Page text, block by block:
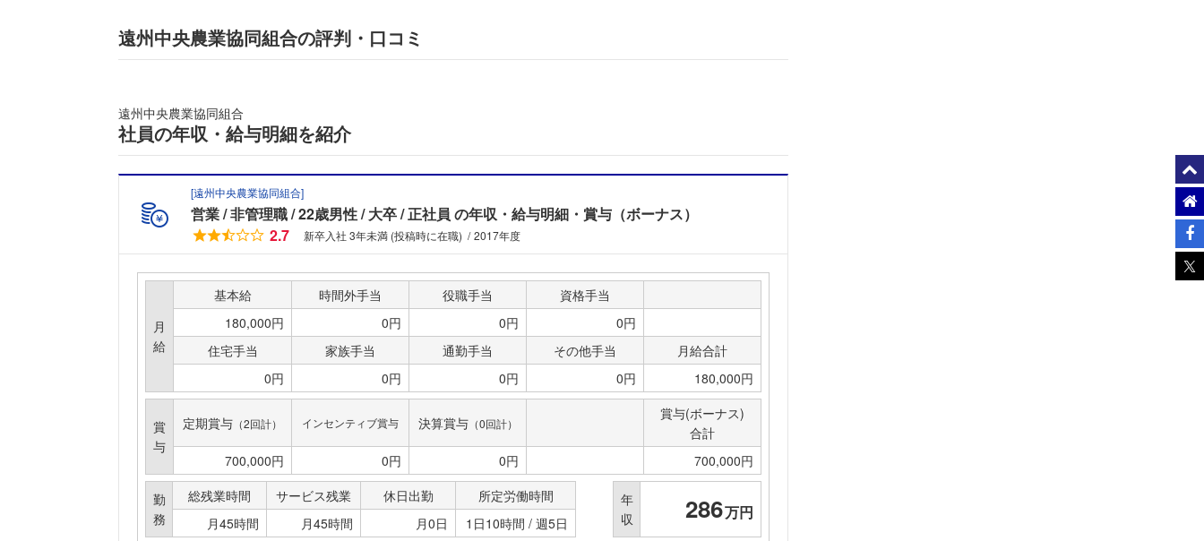
こちらの企業もフォローしませんか？
遠州中央農業協同組合の評判・口コミ
遠州中央農業協同組合
社員の年収・給与明細を紹介
[遠州中央農業協同組合]
営業 非管理職 22歳男性 大卒 正社員 の年収・給与明細・賞与（ボーナス）
2.7
新卒入社 3年未満 (投稿時に在職) 2017年度
月
給
基本給 時間外手当 役職手当
資格手当
180,000円
0円 0円
0円
住宅手当
家族手当 通勤手当 その他手当
月給合計
0円
0円 0円 0円 180,000円
賞
与
定期賞与 （2回計） インセンティブ賞与 決算賞与（0回計）
賞与(ボーナス)
合計
700,000円
0円 0円 700,000円
勤
務
総残業時間 サービス残業 休日出勤
所定労働時間
月45時間
月45時間 月0日 1日10時間 / 週5日
年
収
286万円